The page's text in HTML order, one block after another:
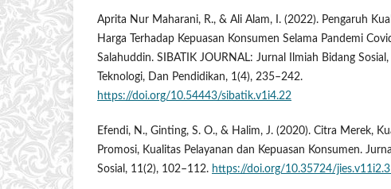
Aprita Nur Maharani, R., & Ali Alam, I. (2022). Pengaruh
Harga Terhadap Kepuasan Konsumen Selama Pandemi
Salahuddin. SIBATIK JOURNAL: Jurnal Ilmiah Bidang
Teknologi, Dan Pendidikan, 1(4), 235–242.
https://doi.org/10.54443/sibatik.v1i4.22
Efendi, N., Ginting, S. O., & Halim, J. (2020). Citra Merek,
Promosi, Kualitas Pelayanan dan Kepuasan Konsumen.
Sosial, 11(2), 102–112. https://doi.org/10.35724/